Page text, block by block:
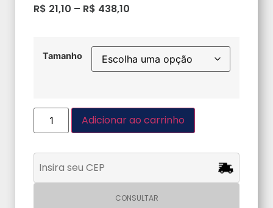
R$ 21,10 – R$ 438,10
Tamanho
Adicionar ao carrinho
CONSULTAR